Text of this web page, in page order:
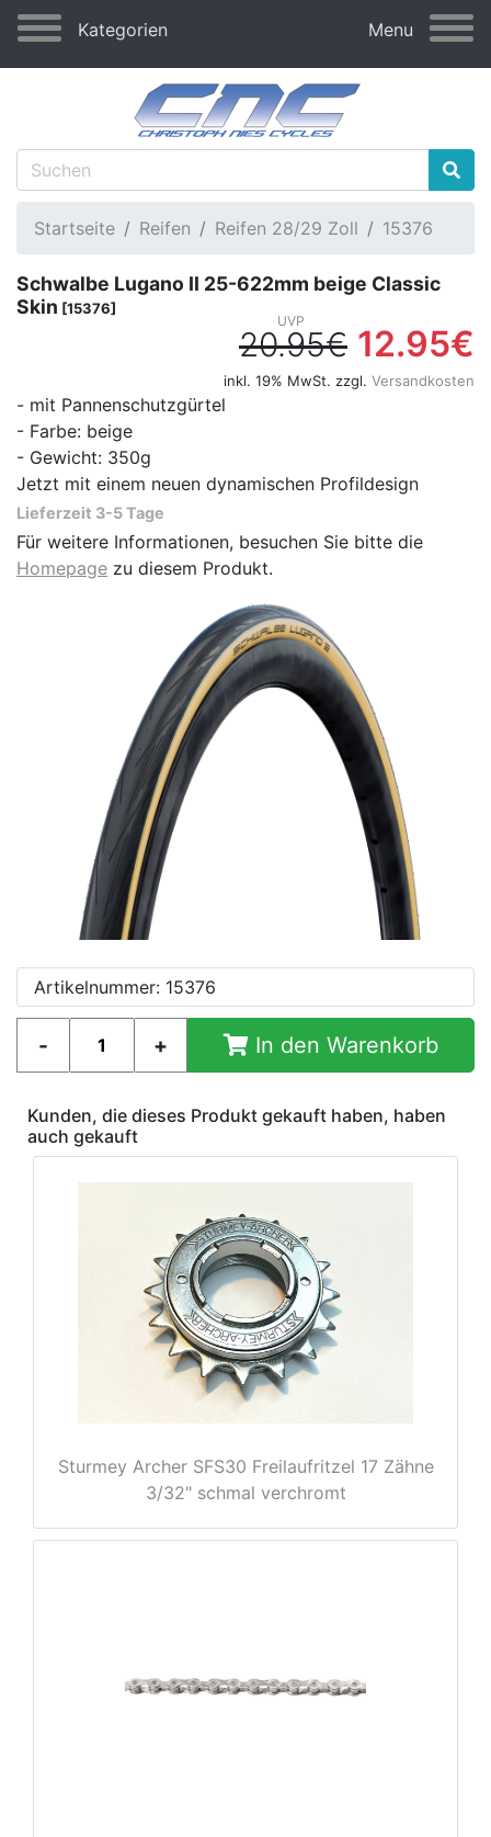
Kategorien Menu
Startseite Reifen Reifen 28/29 Zoll 15376
Schwalbe Lugano II 25-622mm beige Classic
Skin [15376]
20.95€ 12.95€
inkl. 19% MwSt. zzgl. Versandkosten
- mit Pannenschutzgürtel
- Farbe: beige
- Gewicht: 350g
Jetzt mit einem neuen dynamischen Profildesign
Lieferzeit 3-5 Tage
Für weitere Informationen, besuchen Sie bitte die
Homepage zu diesem Produkt.
Artikelnummer: 15376
In den Warenkorb
Kunden, die dieses Produkt gekauft haben, haben
auch gekauft
Sturmey Archer SFS30 Freilaufritzel 17 Zähne
3/32" schmal verchromt